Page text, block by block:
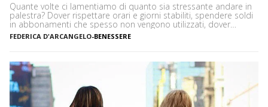
Quante volte ci lamentiamo di quanto sia stressante andare in
palestra? Dover rispettare orari e giorni stabiliti, spendere soldi
in abbonamenti che spesso non vengono utilizzati, dover
prendere un mezzo per arrivare in palestra: in moltissimi
preferiscono allenarsi a casa per queste e tante altre ragioni.
FEDERICA D'ARCANGELO-BENESSERE